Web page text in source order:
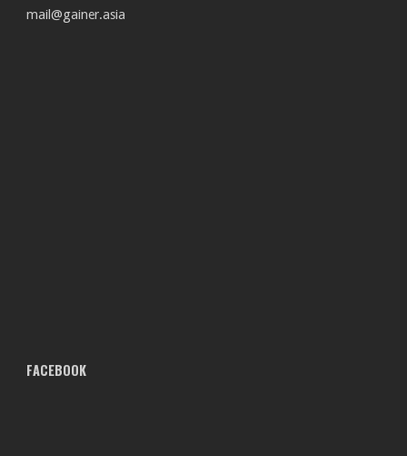
mail@gainer.asia
FACEBOOK